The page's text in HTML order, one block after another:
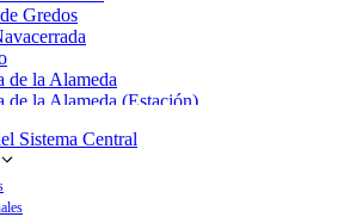
Gredos
de la Alameda
de la Alameda (Estación)
Sistema Central